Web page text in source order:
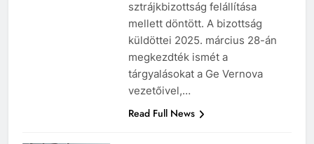
sztrájkbizottság felállítása
mellett döntött. A bizottság
küldöttei 2025. március 28-án
megkezdték ismét a
tárgyalásokat a Ge Vernova
vezetőivel,…
Read Full News